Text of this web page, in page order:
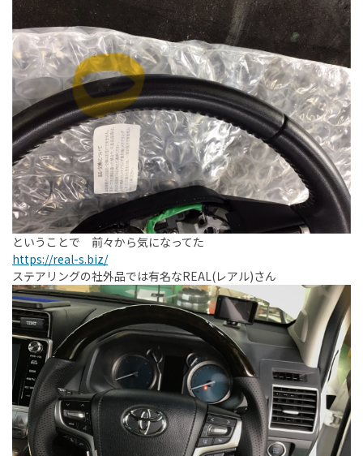
ということで 前々から気になってた
https://real-s.biz/
ステアリングの社外品では有名なREAL(レアル)さん